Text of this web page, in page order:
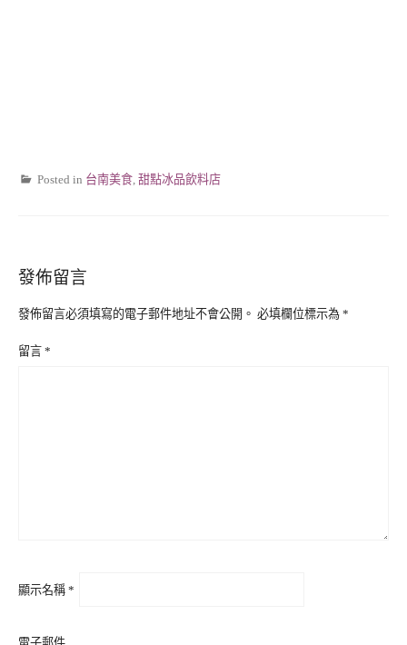
Posted in 台南美食 甜點冰品飲料店
發佈留言
發佈留言必須填寫的電子郵件地址不會公開。 必填欄位標示為 *
留言 *
顯示名稱 *